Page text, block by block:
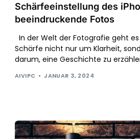
Schärfeeinstellung des
beeindruckende Fotos
In der Welt der Fotografie geht
Schärfe nicht nur um Klarheit,
darum, eine Geschichte zu
AIVIPC JANUAR 3, 2024